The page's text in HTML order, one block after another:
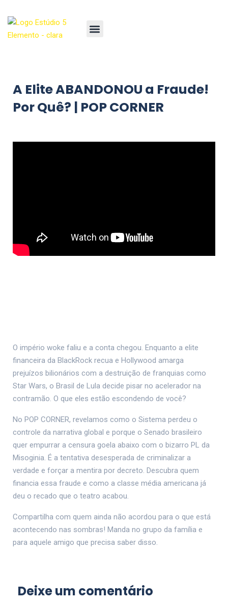
A Elite ABANDONOU a Fraude!
Por Quê? | POP CORNER
O império woke faliu e a conta chegou. Enquanto a elite
financeira da BlackRock recua e Hollywood amarga
prejuízos bilionários com a destruição de franquias como
Star Wars, o Brasil de Lula decide pisar no acelerador na
contramão. O que eles estão escondendo de você?
No POP CORNER, revelamos como o Sistema perdeu o
controle da narrativa global e porque o Senado brasileiro
quer empurrar a censura goela abaixo com o bizarro PL da
Misoginia. É a tentativa desesperada de criminalizar a
verdade e forçar a mentira por decreto. Descubra quem
financia essa fraude e como a classe média americana já
deu o recado que o teatro acabou.
Compartilha com quem ainda não acordou para o que está
acontecendo nas sombras! Manda no grupo da família e
para aquele amigo que precisa saber disso.
Deixe um comentário